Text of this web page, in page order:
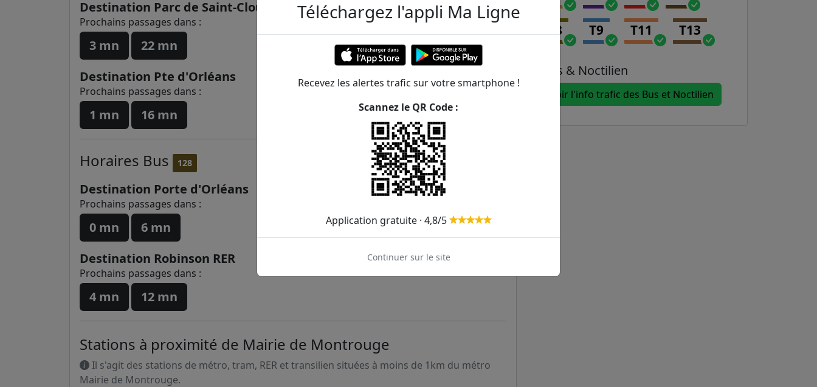
Destination Parc de Saint-Cloud
Prochains passages dans :
3 mn
22 mn
Destination Pte d'Orléans
Prochains passages dans :
1 mn 16 mn
Horaires Bus 128
Destination Porte d'Orléans
Prochains passages dans :
0 mn
6 mn
Destination Robinson RER
Prochains passages dans :
4 mn 12 mn
Stations à proximité de Mairie de Montrouge
Il s'agit des stations de métro, tram, RER et transilien situées à moins de 1km du métro
Mairie de Montrouge.
T8 T9 T11 T13
Bus & Noctilien
Voir l'info trafic des Bus et Noctilien
Téléchargez l'appli Ma Ligne
Recevez les alertes trafic sur votre smartphone !
Scannez le QR Code :
Application gratuite · 4,8/5
Continuer sur le site